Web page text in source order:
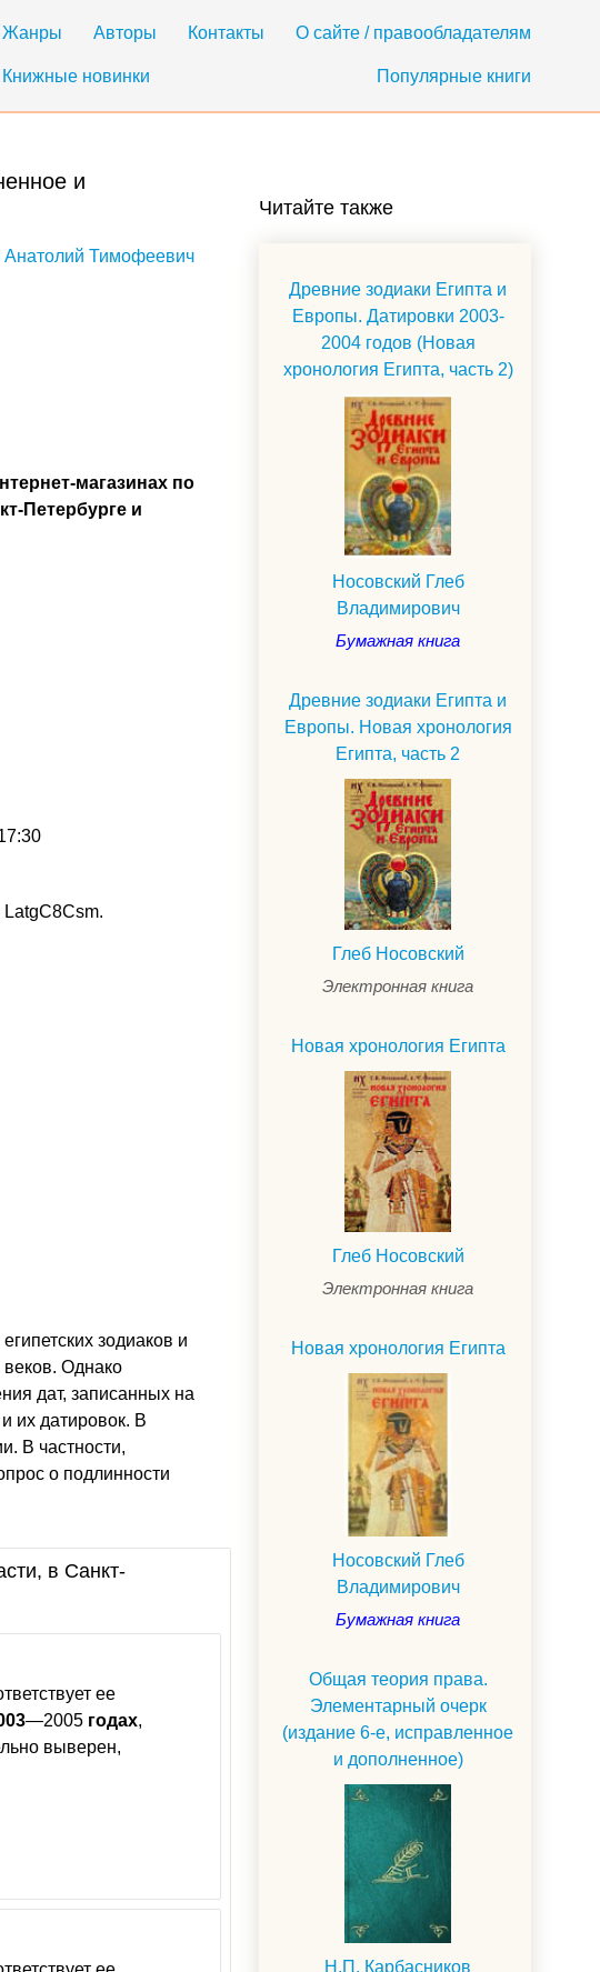
Жанры Авторы Контакты О сайте / правообладателям
Книжные новинки Популярные книги
и
Анатолий Тимофеевич
магазинах по
Петербурге и
зодиаков и
веков. Однако
дат, записанных на
их датировок. В
В частности,
о подлинности
в Санкт-
ее
—2005 годах,
выверен,
Читайте также
Древние зодиаки Египта и
Европы. Датировки 2003-
2004 годов (Новая
хронология Египта, часть 2)
Носовский Глеб
Владимирович
Бумажная книга
Древние зодиаки Египта и
Европы. Новая хронология
Египта, часть 2
Глеб Носовский
Электронная книга
Новая хронология Египта
Глеб Носовский
Электронная книга
Новая хронология Египта
Носовский Глеб
Владимирович
Бумажная книга
Общая теория права.
Элементарный очерк
(издание 6-е, исправленное
и дополненное)
Н.П. Карбасников